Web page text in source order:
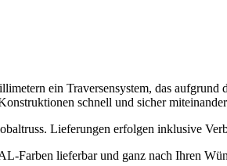
ein Traversensystem, das aufgrund
schnell und sicher
Lieferungen erfolgen inklusive
Farben lieferbar und ganz nach Ihren